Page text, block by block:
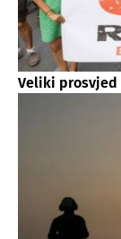
Veliki prosvjed